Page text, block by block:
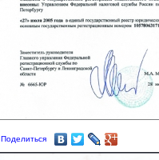
Поделиться